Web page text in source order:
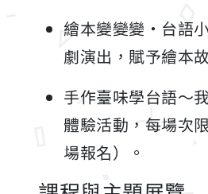
繪本變變變・台語
劇演出，賦予繪本
手作臺味學台語～
體驗活動，每場次
場報名）。